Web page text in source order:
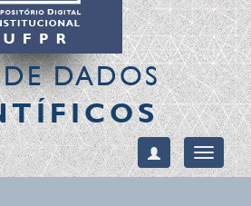
DADOS
Toggle